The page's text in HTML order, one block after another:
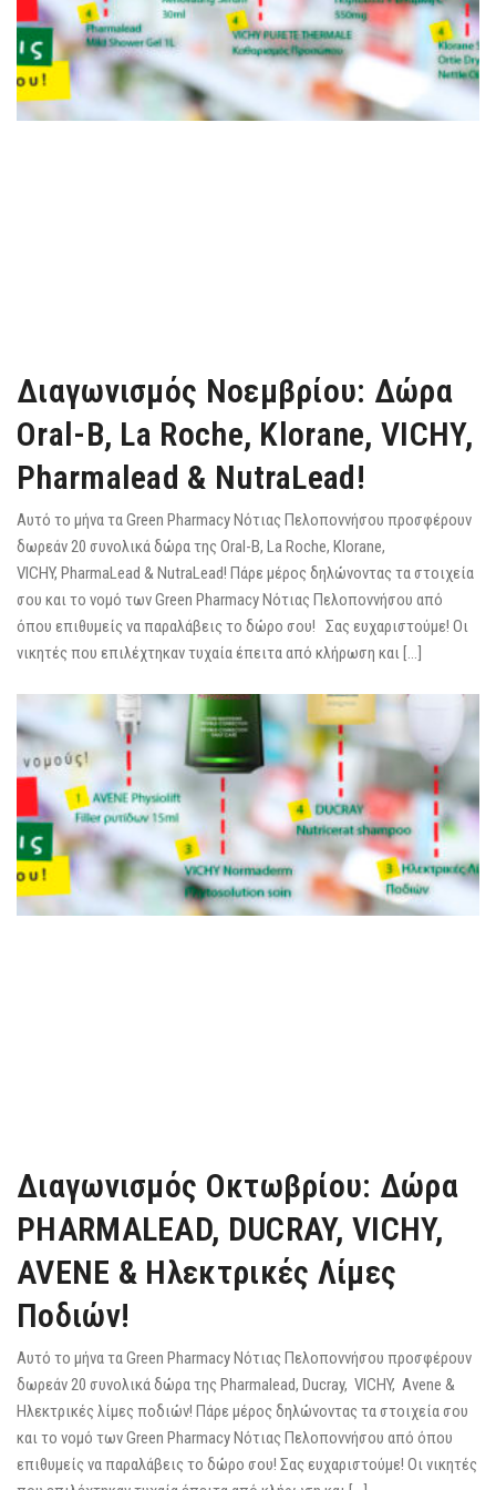
Διαγωνισμός Νοεμβρίου: Δώρα
Oral-B, La Roche, Klorane, VICHY,
Pharmalead & NutraLead!
Αυτό το μήνα τα Green Pharmacy Νότιας Πελοποννήσου προσφέρουν
δωρεάν 20 συνολικά δώρα της Oral-B, La Roche, Klorane,
VICHY, PharmaLead & NutraLead! Πάρε μέρος δηλώνοντας τα στοιχεία
σου και το νομό των Green Pharmacy Νότιας Πελοποννήσου από
όπου επιθυμείς να παραλάβεις το δώρο σου! Σας ευχαριστούμε! Οι
νικητές που επιλέχτηκαν τυχαία έπειτα από κλήρωση και […]
Διαγωνισμός Οκτωβρίου: Δώρα
PHARMALEAD, DUCRAY, VICHY,
AVENE & Ηλεκτρικές Λίμες
Ποδιών!
Αυτό το μήνα τα Green Pharmacy Νότιας Πελοποννήσου προσφέρουν
δωρεάν 20 συνολικά δώρα της Pharmalead, Ducray, VICHY, Avene &
Ηλεκτρικές λίμες ποδιών! Πάρε μέρος δηλώνοντας τα στοιχεία σου
και το νομό των Green Pharmacy Νότιας Πελοποννήσου από όπου
επιθυμείς να παραλάβεις το δώρο σου! Σας ευχαριστούμε! Οι νικητές